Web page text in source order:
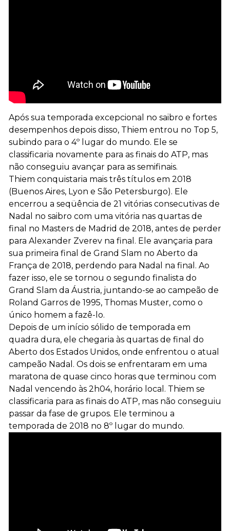
Após sua temporada excepcional no saibro e fortes
desempenhos depois disso, Thiem entrou no Top 5,
subindo para o 4º lugar do mundo. Ele se
classificaria novamente para as finais do ATP, mas
não conseguiu avançar para as semifinais.
Thiem conquistaria mais três títulos em 2018
(Buenos Aires, Lyon e São Petersburgo). Ele
encerrou a seqüência de 21 vitórias consecutivas de
Nadal no saibro com uma vitória nas quartas de
final no Masters de Madrid de 2018, antes de perder
para Alexander Zverev na final. Ele avançaria para
sua primeira final de Grand Slam no Aberto da
França de 2018, perdendo para Nadal na final. Ao
fazer isso, ele se tornou o segundo finalista do
Grand Slam da Áustria, juntando-se ao campeão de
Roland Garros de 1995, Thomas Muster, como o
único homem a fazê-lo.
Depois de um início sólido de temporada em
quadra dura, ele chegaria às quartas de final do
Aberto dos Estados Unidos, onde enfrentou o atual
campeão Nadal. Os dois se enfrentaram em uma
maratona de quase cinco horas que terminou com
Nadal vencendo às 2h04, horário local. Thiem se
classificaria para as finais do ATP, mas não conseguiu
passar da fase de grupos. Ele terminou a
temporada de 2018 no 8º lugar do mundo.